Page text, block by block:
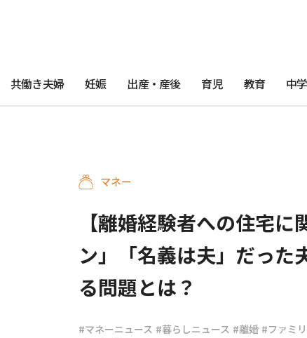
共働き夫婦 妊娠 出産・産後 育児 教育 中
マネー
【離婚経験者への住宅
ン」「名義は夫」だった
る問題とは？
#マネーニュース #暮らしニュース #離婚 #ファミ